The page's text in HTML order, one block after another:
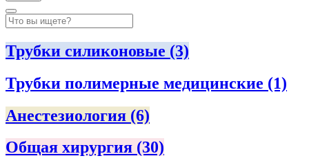
Трубки силиконовые (3)
Трубки полимерные медицинские (1)
Анестезиология (6)
Общая хирургия (30)